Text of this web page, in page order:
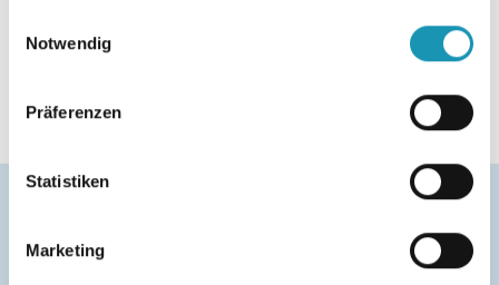
Trigger Symbol ändern oder widerrufen
Informationen über Ihre geografische Lage
können
bestimmten Merkmalen (Fingerprinting) identifizieren
Erfahren Sie mehr darüber, wie Ihre persönlichen Daten
Notwendig
Präferenzen
Statistiken
Marketing
Bundesland